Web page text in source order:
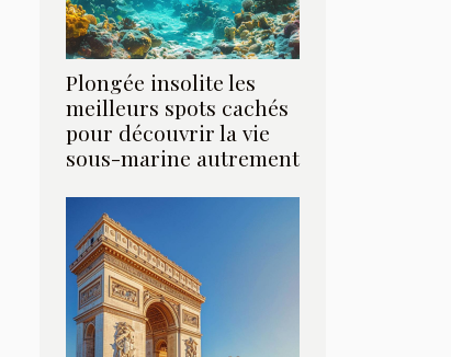
Plongée insolite les
meilleurs spots cachés
pour découvrir la vie
sous-marine autrement